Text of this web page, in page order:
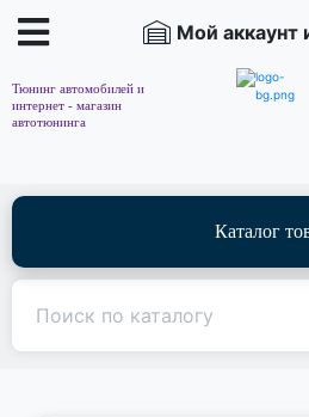
Мой аккаунт
Тюнинг автомобилей и
интернет - магазин
автотюнинга
Каталог